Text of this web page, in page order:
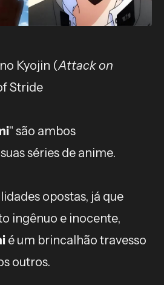
Kyojin (Attack on
Stride
" são ambos
séries de anime.
opostas, já que
ingênuo e inocente,
é um brincalhão travesso
outros.